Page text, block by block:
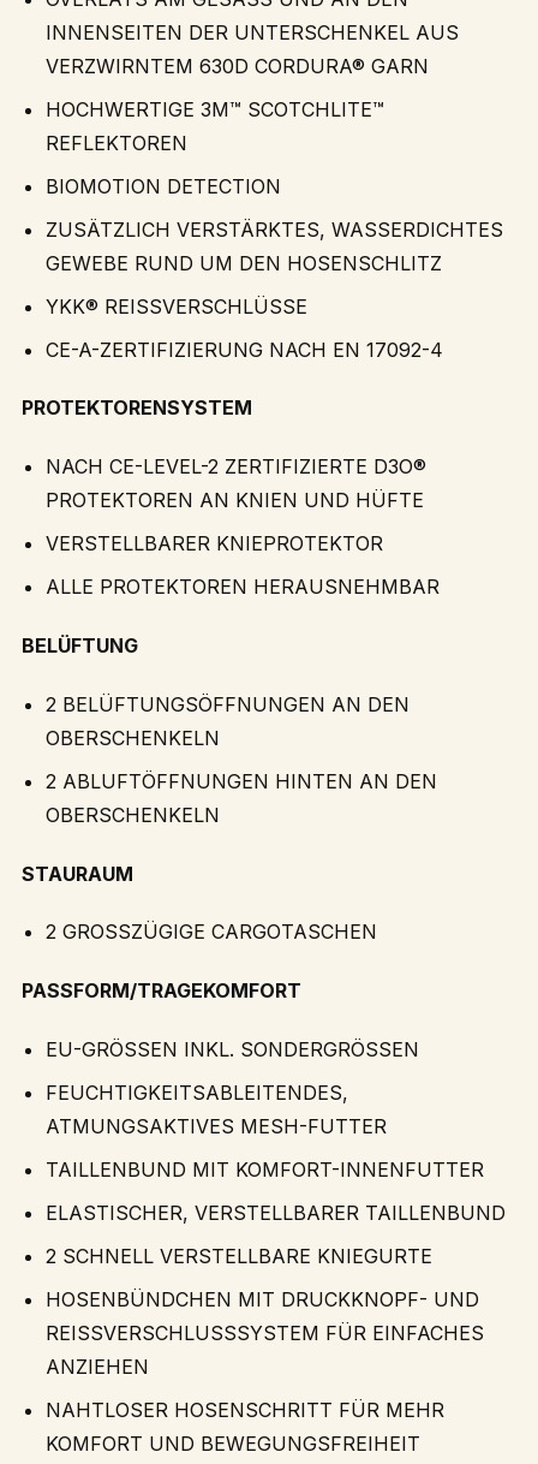
INNENSEITEN DER UNTERSCHENKEL AUS
VERZWIRNTEM 630D CORDURA® GARN
HOCHWERTIGE 3M™ SCOTCHLITE™
REFLEKTOREN
BIOMOTION DETECTION
ZUSÄTZLICH VERSTÄRKTES, WASSERDICHTES
GEWEBE RUND UM DEN HOSENSCHLITZ
YKK® REISSVERSCHLÜSSE
CE-A-ZERTIFIZIERUNG NACH EN 17092-4
PROTEKTORENSYSTEM
NACH CE-LEVEL-2 ZERTIFIZIERTE D3O®
PROTEKTOREN AN KNIEN UND HÜFTE
VERSTELLBARER KNIEPROTEKTOR
ALLE PROTEKTOREN HERAUSNEHMBAR
BELÜFTUNG
2 BELÜFTUNGSÖFFNUNGEN AN DEN
OBERSCHENKELN
2 ABLUFTÖFFNUNGEN HINTEN AN DEN
OBERSCHENKELN
STAURAUM
2 GROSSZÜGIGE CARGOTASCHEN
PASSFORM/TRAGEKOMFORT
EU-GRÖSSEN INKL. SONDERGRÖSSEN
FEUCHTIGKEITSABLEITENDES,
ATMUNGSAKTIVES MESH-FUTTER
TAILLENBUND MIT KOMFORT-INNENFUTTER
ELASTISCHER, VERSTELLBARER TAILLENBUND
2 SCHNELL VERSTELLBARE KNIEGURTE
HOSENBÜNDCHEN MIT DRUCKKNOPF- UND
REISSVERSCHLUSSSYSTEM FÜR EINFACHES
ANZIEHEN
NAHTLOSER HOSENSCHRITT FÜR MEHR
KOMFORT UND BEWEGUNGSFREIHEIT